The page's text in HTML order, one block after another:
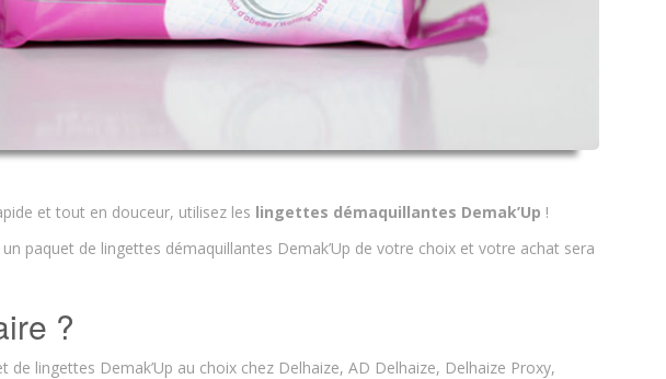
et tout en douceur, utilisez les lingettes démaquillantes Demak’Up !
paquet de lingettes démaquillantes Demak’Up de votre choix et votre achat sera
?
de lingettes Demak’Up au choix chez Delhaize, AD Delhaize, Delhaize Proxy,